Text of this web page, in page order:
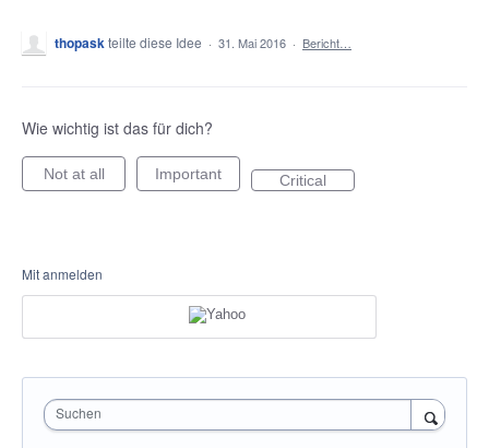
thopaskteilte diese Idee · 31. Mai 2016 · Bericht…
Wie wichtig ist das für dich?
Not at all Important Critical
Mit anmelden
Suchen